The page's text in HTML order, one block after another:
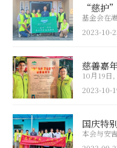
“慈护
基金会在
2023-10-
慈善嘉
10月19日
华活动”
2023-10-
本会与安
军人的公